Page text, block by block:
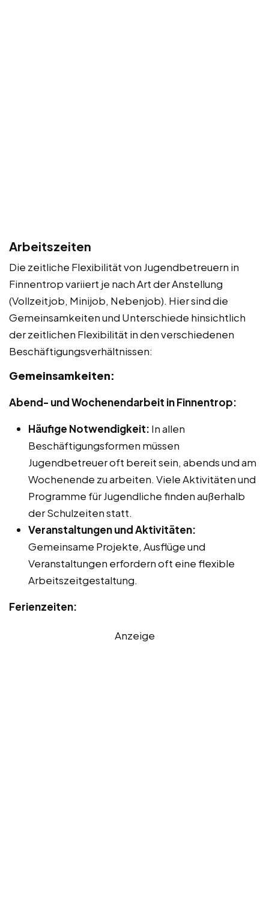
Arbeitszeiten
Die zeitliche Flexibilität von Jugendbetreuern in
Finnentrop variiert je nach Art der Anstellung
(Vollzeitjob, Minijob, Nebenjob). Hier sind die
Gemeinsamkeiten und Unterschiede hinsichtlich
der zeitlichen Flexibilität in den verschiedenen
Beschäftigungsverhältnissen:
Gemeinsamkeiten:
Abend- und Wochenendarbeit in Finnentrop:
Häufige Notwendigkeit: In allen
Beschäftigungsformen müssen
Jugendbetreuer oft bereit sein, abends und am
Wochenende zu arbeiten. Viele Aktivitäten und
Programme für Jugendliche finden außerhalb
der Schulzeiten statt.
Veranstaltungen und Aktivitäten:
Gemeinsame Projekte, Ausflüge und
Veranstaltungen erfordern oft eine flexible
Arbeitszeitgestaltung.
Ferienzeiten:
Anzeige